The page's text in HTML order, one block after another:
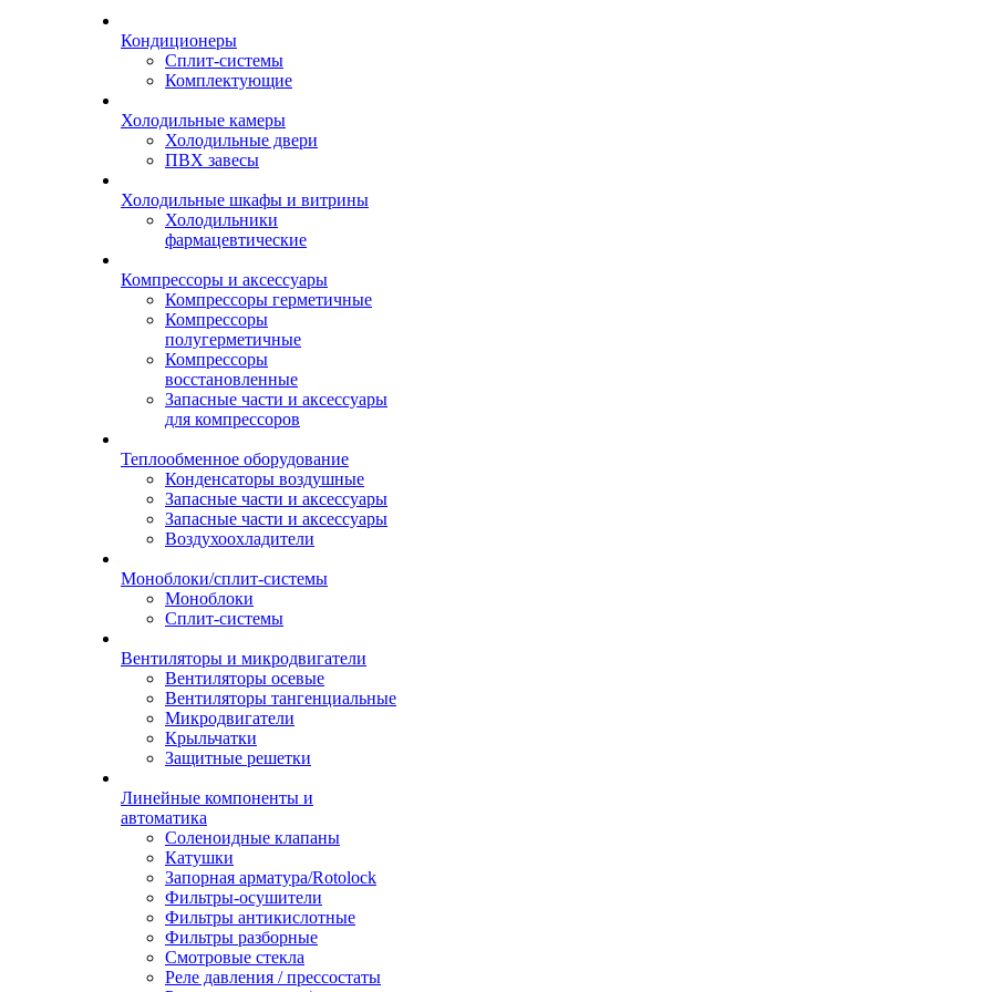
Кондиционеры
Сплит-системы
Комплектующие
Холодильные камеры
Холодильные двери
ПВХ завесы
Холодильные шкафы и витрины
Холодильники
фармацевтические
Компрессоры и аксессуары
Компрессоры герметичные
Компрессоры
полугерметичные
Компрессоры
восстановленные
Запасные части и аксессуары
для компрессоров
Теплообменное оборудование
Конденсаторы воздушные
Запасные части и аксессуары
Запасные части и аксессуары
Воздухоохладители
Моноблоки/сплит-системы
Моноблоки
Сплит-системы
Вентиляторы и микродвигатели
Вентиляторы осевые
Вентиляторы тангенциальные
Микродвигатели
Крыльчатки
Защитные решетки
Линейные компоненты и
автоматика
Соленоидные клапаны
Катушки
Запорная арматура/Rotolock
Фильтры-осушители
Фильтры антикислотные
Фильтры разборные
Смотровые стекла
Реле давления / прессостаты